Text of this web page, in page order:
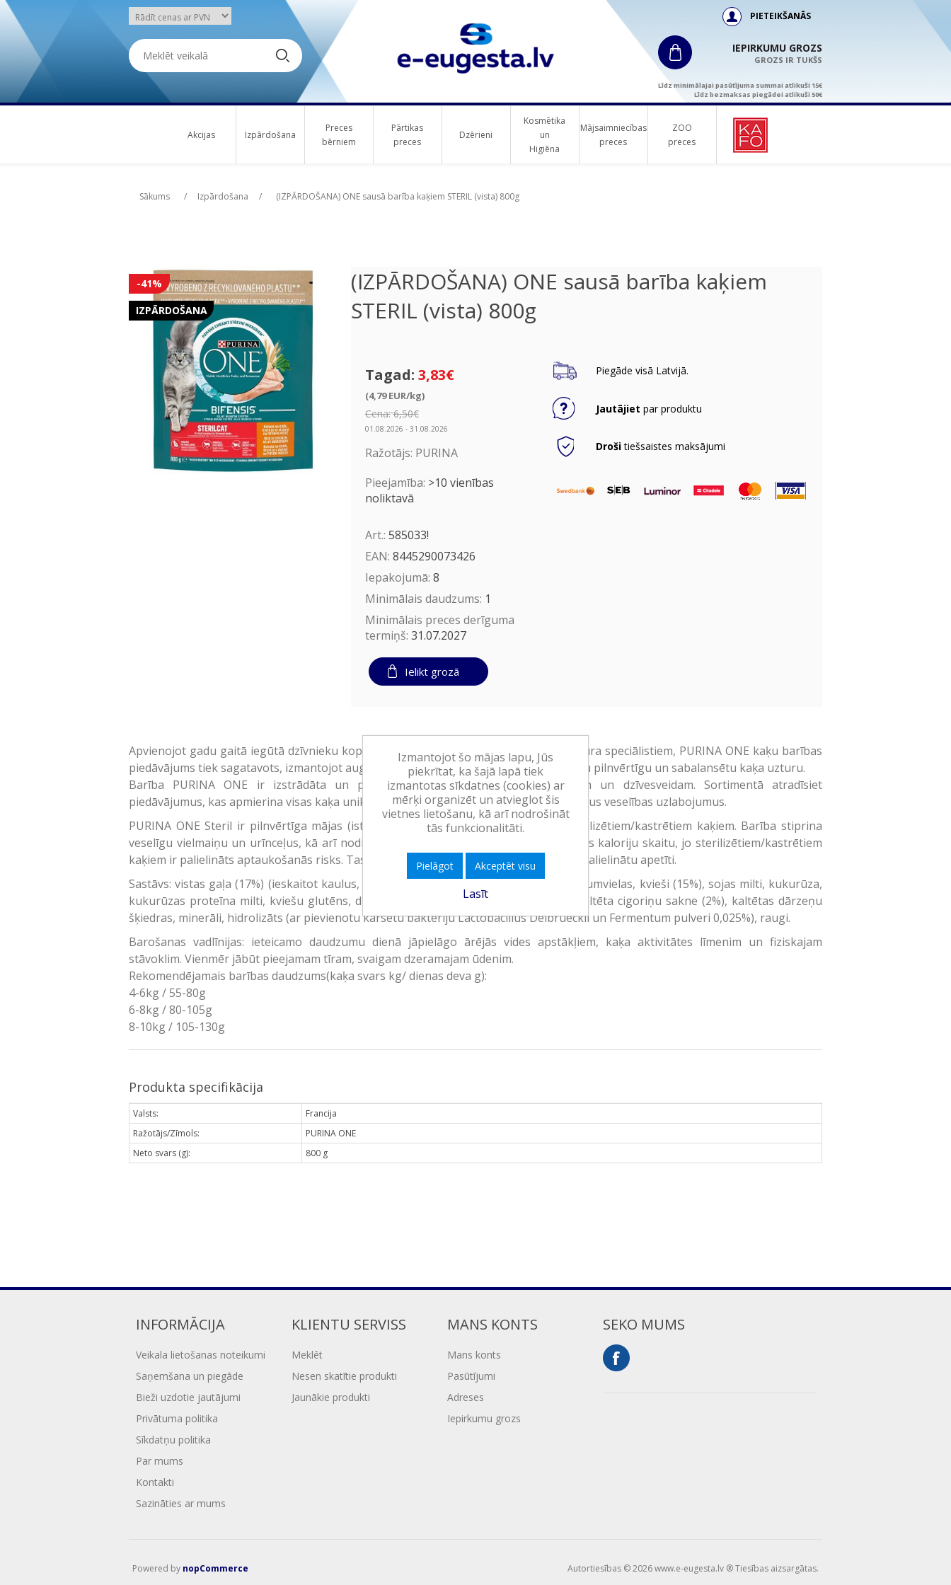
PIETEIKŠANĀS
IEPIRKUMU GROZS
GROZS IR TUKŠS
Līdz minimālajai pasūtījuma summai atlikuši 15€
Līdz bezmaksas piegādei atlikuši 50€
Akcijas Izpārdošana
Preces
bērniem
Pārtikas
preces
Dzērieni
Kosmētika
un
Higiēna
Mājsaimniecības
preces
ZOO
preces
Sākums / Izpārdošana / (IZPĀRDOŠANA) ONE sausā barība kaķiem STERIL (vista) 800g
IZPĀRDOŠANA
-41%
(IZPĀRDOŠANA) ONE sausā barība kaķiem
STERIL (vista) 800g
Tagad: 3,83€
(4,79 EUR/kg)
Cena: 6,50€
01.08.2026 - 31.08.2026
Ražotājs: PURINA
Pieejamība: >10 vienības
noliktavā
Art.: 585033!
EAN: 8445290073426
Iepakojumā: 8
Minimālais daudzums: 1
Minimālais preces derīguma
termiņš: 31.07.2027
Ielikt grozā
Piegāde visā Latvijā.
Jautājiet par produktu
Drošitiešsaistes maksājumi
Apvienojot gadu gaitā iegūtā dzīvnieku kopšanas inovācijas no mūsu vadošajiem uztura speciālistiem, PURINA ONE kaķu barības
piedāvājums tiek sagatavots, izmantojot augstākās kvalitātes izejvielas, lai nodrošinātu pilnvērtīgu un sabalansētu kaķa uzturu.
Barība PURINA ONE ir izstrādāta un pielāgota dažādiem kaķa vecumposmiem un dzīvesveidam. Sortimentā atradīsiet
piedāvājumus, kas apmierina visas kaķa unikālās vajadzības un nodrošina acīmredzamus veselības uzlabojumus.
PURINA ONE Steril ir pilnvērtīga mājas (istabas) dzīvnieku barība pieaugušiem sterilizētiem/kastrētiem kaķiem. Barība stiprina
veselīgu vielmaiņu un urīnceļus, kā arī nodrošina svara kontroli. Barībai ir samazināts kaloriju skaitu, jo sterilizētiem/kastrētiem
kaķiem ir palielināts aptaukošanās risks. Tas saistīts ar mazkustīgāku dzīvesveidu un palielinātu apetīti.
Sastāvs: vistas gaļa (17%) (ieskaitot kaulus, gaļu, ādu), kaltētas mājputnu gaļas olbaltumvielas, kvieši (15%), sojas milti, kukurūza,
kukurūzas proteīna milti, kviešu glutēns, dzīvnieku tauki, kaltēts biešu mīkstums, kaltēta cigoriņu sakne (2%), kaltētas dārzeņu
šķiedras, minerāli, hidrolizāts (ar pievienotu karsētu baktēriju Lactobacillus Delbrueckii un Fermentum pulveri 0,025%), raugi.
Barošanas vadlīnijas: ieteicamo daudzumu dienā jāpielāgo ārējās vides apstākļiem, kaķa aktivitātes līmenim un fiziskajam
stāvoklim. Vienmēr jābūt pieejamam tīram, svaigam dzeramajam ūdenim.
Rekomendējamais barības daudzums(kaķa svars kg/ dienas deva g):
4-6kg / 55-80g
6-8kg / 80-105g
8-10kg / 105-130g
Produkta specifikācija
Valsts:
Francija
Ražotājs/Zīmols:
PURINA ONE
Neto svars (g):
800 g
INFORMĀCIJA
Veikala lietošanas noteikumi
Saņemšana un piegāde
Bieži uzdotie jautājumi
Privātuma politika
Sīkdatņu politika
Par mums
Kontakti
Sazināties ar mums
KLIENTU SERVISS
Meklēt
Nesen skatītie produkti
Jaunākie produkti
MANS KONTS
Mans konts
Pasūtījumi
Adreses
Iepirkumu grozs
SEKO MUMS
Autortiesības © 2026 www.e-eugesta.lv ® Tiesības aizsargātas.
Powered by nopCommerce
Izmantojot šo mājas lapu, Jūs
piekrītat, ka šajā lapā tiek
izmantotas sīkdatnes (cookies) ar
mērķi organizēt un atvieglot šis
vietnes lietošanu, kā arī nodrošināt
tās funkcionalitāti.
Pielāgot Akceptēt visu
Lasīt